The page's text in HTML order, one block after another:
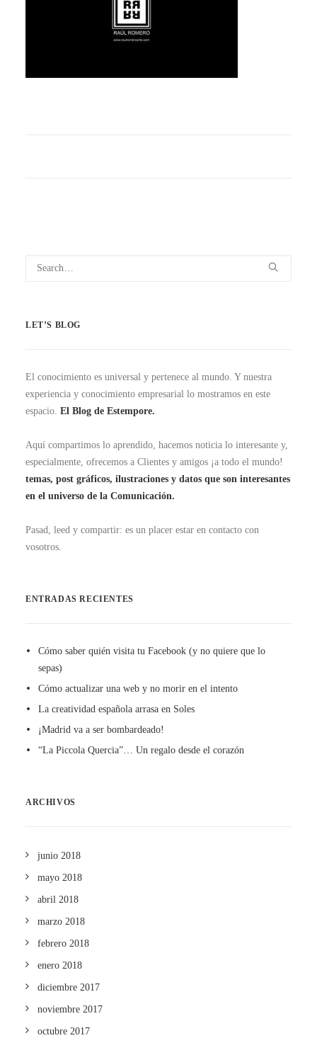
LET’S BLOG
El conocimiento es universal y pertenece al mundo. Y nuestra
experiencia y conocimiento empresarial lo mostramos en este
espacio. El Blog de Estempore.
Aquí compartimos lo aprendido, hacemos noticia lo interesante y,
especialmente, ofrecemos a Clientes y amigos ¡a todo el mundo!
temas, post gráficos, ilustraciones y datos que son interesantes
en el universo de la Comunicación.
Pasad, leed y compartir: es un placer estar en contacto con
vosotros.
ENTRADAS RECIENTES
Cómo saber quién visita tu Facebook (y no quiere que lo
sepas)
Cómo actualizar una web y no morir en el intento
La creatividad española arrasa en Soles
¡Madrid va a ser bombardeado!
“La Piccola Quercia”… Un regalo desde el corazón
ARCHIVOS
junio 2018
mayo 2018
abril 2018
marzo 2018
febrero 2018
enero 2018
diciembre 2017
noviembre 2017
octubre 2017